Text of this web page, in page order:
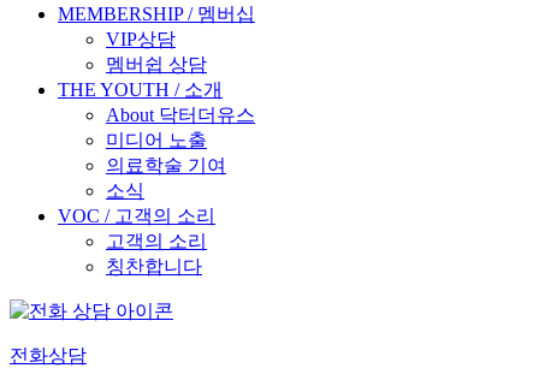
MEMBERSHIP / 멤버십
VIP상담
멤버쉽 상담
THE YOUTH / 소개
About 닥터더유스
미디어 노출
의료학술 기여
소식
VOC / 고객의 소리
고객의 소리
칭찬합니다
전화상담